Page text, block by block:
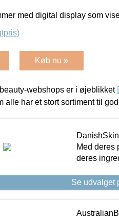
med digital display som
Køb nu »
webshops er i øjeblikket
alle har et stort sortiment til
Med deres
deres
Se udvalget